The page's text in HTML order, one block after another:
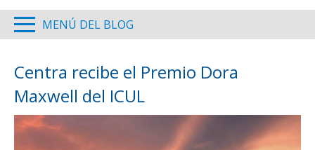
MENÚ DEL BLOG
Centra recibe el Premio Dora
Maxwell del ICUL